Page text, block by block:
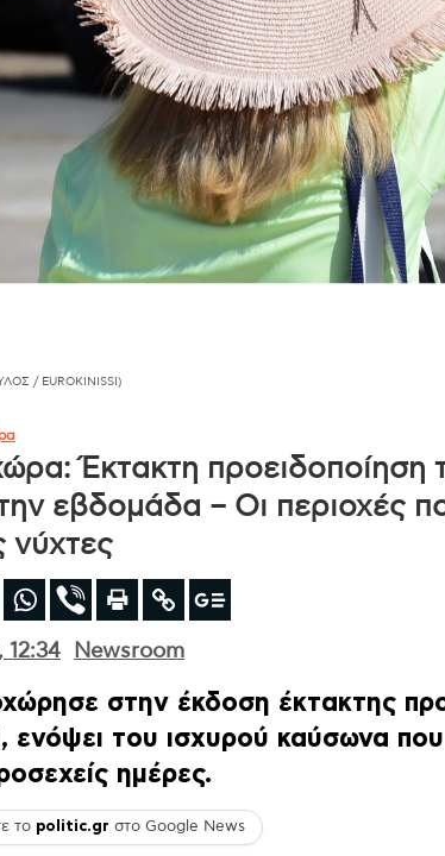
/ EUROKINISSI)
Έκτακτη
εβδομάδα – Οι περιοχές
νύχτες
12:34 Newsroom
στην έκδοση έκτακτης
ενόψει του ισχυρού καύσωνα
ημέρες.
το politic.gr στο Google News